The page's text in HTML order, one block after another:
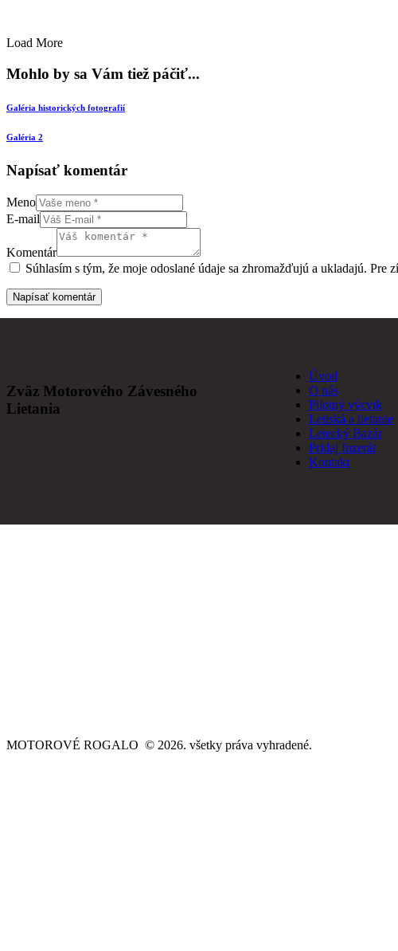
Load More
Mohlo by sa Vám tiež páčiť...
Galéria historických fotografií
Galéria 2
Napísať komentár
Meno
E-mail
Komentár
Súhlasím s tým, že moje odoslané údaje sa zhromažďujú a ukladajú.
Zväz Motorového Závesného
Lietania
Úvod
O nás
Pilotný výcvik
Letiská a lietanie
Letecký Bazár
Pridaj Inzerát
Kontakt
MOTOROVÉ ROGALO © 2026. všetky práva vyhradené.